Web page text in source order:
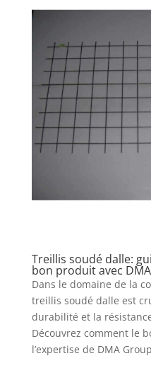
Treillis soudé dalle:
bon produit avec
Dans le domaine de la
treillis soudé dalle est
durabilité et la
Découvrez comment le
l’expertise de DMA